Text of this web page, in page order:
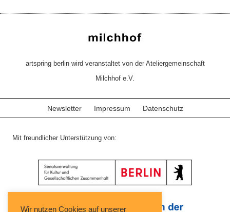
artspring berlin wird veranstaltet von der Ateliergemeinschaft
Milchhof e.V.
Newsletter Impressum Datenschutz
Mit freundlicher Unterstützung von:
Wir nutzen Cookies auf unserer